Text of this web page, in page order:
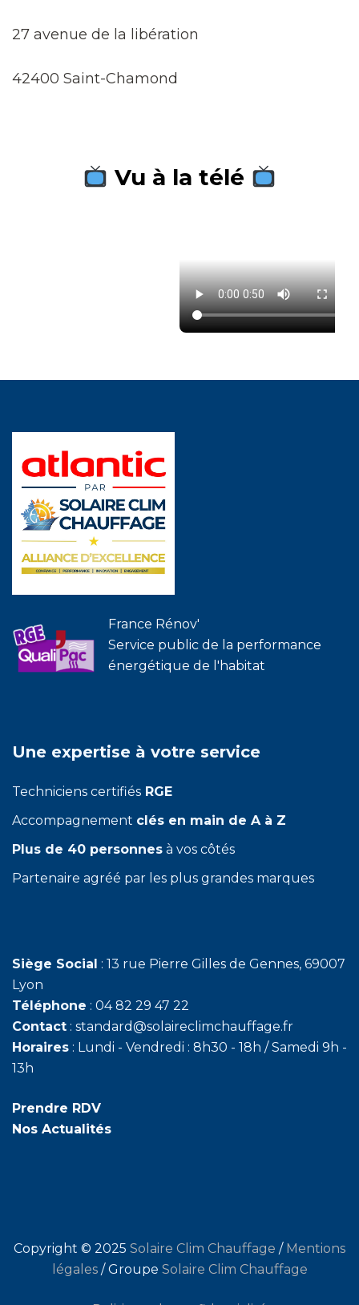
27 avenue de la libération
42400 Saint-Chamond
Vu à la télé
France Rénov'
Service public de la performance
énergétique de l'habitat
Une expertise à votre service
Techniciens certifiés RGE
Accompagnement clés en main de A à Z
Plus de 40 personnes à vos côtés
Partenaire agréé par les plus grandes marques
Siège Social : 13 rue Pierre Gilles de Gennes, 69007
Lyon
Téléphone : 04 82 29 47 22
Contact : standard@solaireclimchauffage.fr
Horaires : Lundi - Vendredi : 8h30 - 18h / Samedi 9h -
13h
Prendre RDV
Nos Actualités
Copyright © 2025 Solaire Clim Chauffage / Mentions
légales/ Groupe Solaire Clim Chauffage